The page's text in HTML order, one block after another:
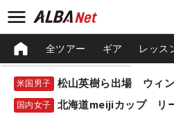
全ツアー ギア レッス
米国男子
国内女子 北海道meijiカップ リ